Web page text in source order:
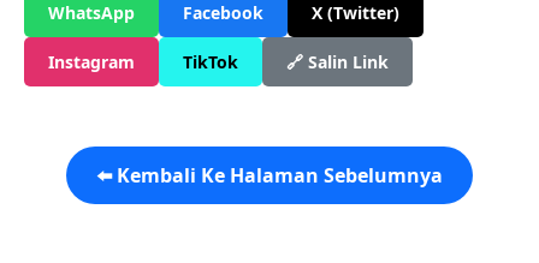
WhatsApp Facebook X (Twitter)
Instagram TikTok 🔗 Salin Link
⬅️ Kembali Ke Halaman Sebelumnya